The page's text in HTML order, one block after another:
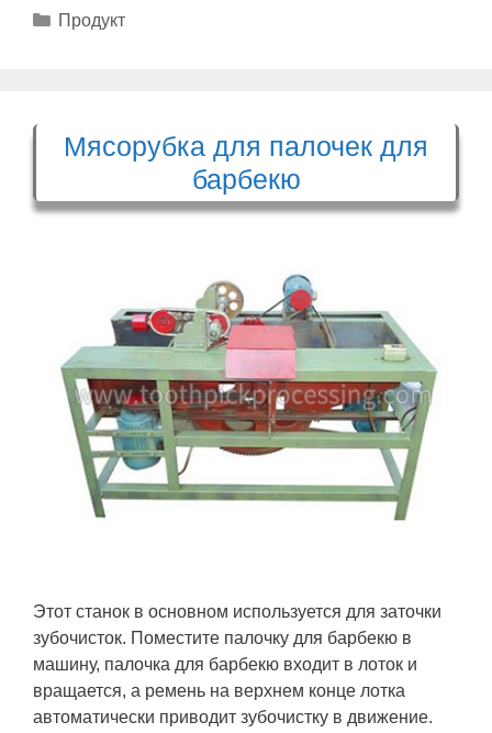
Рубрики
Продукт
Мясорубка для палочек для
барбекю
Этот станок в основном используется для заточки
зубочисток. Поместите палочку для барбекю в
машину, палочка для барбекю входит в лоток и
вращается, а ремень на верхнем конце лотка
автоматически приводит зубочистку в движение.